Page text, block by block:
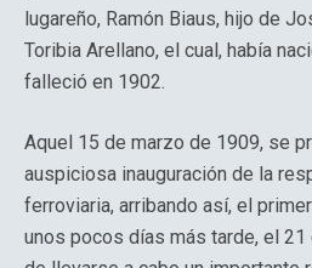
lugareño, Ramón Biaus, hijo de
Toribia Arellano, el cual, había
falleció en 1902.
Aquel 15 de marzo de 1909, se
auspiciosa inauguración de la
ferroviaria, arribando así, el
unos pocos días más tarde, el